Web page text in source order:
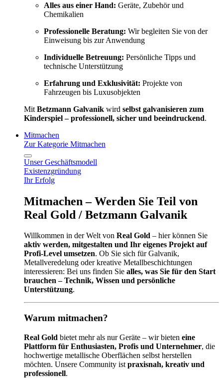
Alles aus einer Hand: Geräte, Zubehör und
Chemikalien
Professionelle Beratung: Wir begleiten Sie von der
Einweisung bis zur Anwendung
Individuelle Betreuung: Persönliche Tipps und
technische Unterstützung
Erfahrung und Exklusivität: Projekte von
Fahrzeugen bis Luxusobjekten
Mit Betzmann Galvanik wird selbst galvanisieren zum
Kinderspiel – professionell, sicher und beeindruckend.
Mitmachen
Zur Kategorie Mitmachen
Unser Geschäftsmodell
Existenzgründung
Ihr Erfolg
Mitmachen – Werden Sie Teil von
Real Gold / Betzmann Galvanik
Willkommen in der Welt von Real Gold – hier können Sie
aktiv werden, mitgestalten und Ihr eigenes Projekt auf
Profi-Level umsetzen. Ob Sie sich für Galvanik,
Metallveredelung oder kreative Metallbeschichtungen
interessieren: Bei uns finden Sie alles, was Sie für den Start
brauchen – Technik, Wissen und persönliche
Unterstützung.
Warum mitmachen?
Real Gold bietet mehr als nur Geräte – wir bieten eine
Plattform für Enthusiasten, Profis und Unternehmer, die
hochwertige metallische Oberflächen selbst herstellen
möchten. Unsere Community ist praxisnah, kreativ und
professionell.